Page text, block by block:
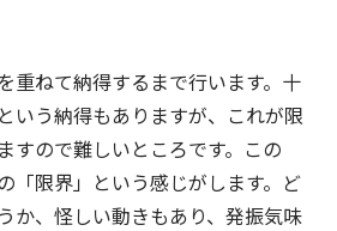
重ねて納得するまで行います。十
いう納得もありますが、これが限
すので難しいところです。この
「限界」という感じがします。ど
か、怪しい動きもあり、発振気味